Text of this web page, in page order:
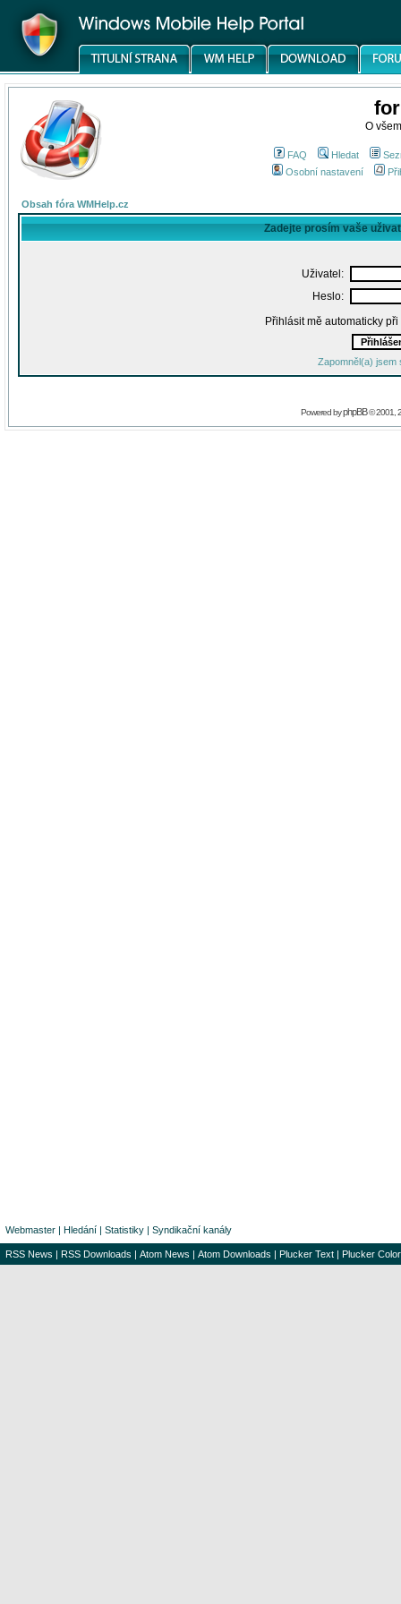
O
FAQ Hledat
Osobní nastavení
Obsah fóra WMHelp.cz
Zadejte prosím vaše
Uživatel:
Heslo:
Přihlásit mě automaticky
Zapomněl(a) jsem
Powered byphpBB© 2001,
Webmaster | Hledání | Statistiky | Syndikační kanály
RSS News | RSS Downloads | Atom News | Atom Downloads | Plucker Text | Plucker Color